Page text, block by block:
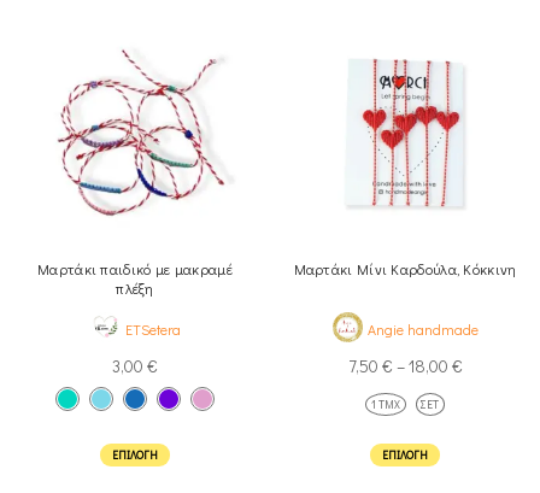
Μαρτάκι παιδικό με μακραμέ
πλέξη
ETSetera
3,00 €
ΕΠΙΛΟΓΉ
Μαρτάκι Μίνι Καρδούλα, Κόκκινη
Angie handmade
7,50 € –18,00 €
1 ΤΜΧ ΣΕΤ
ΕΠΙΛΟΓΉ